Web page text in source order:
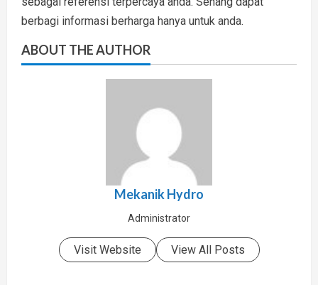
berbagi informasi berharga hanya untuk anda.
ABOUT THE AUTHOR
Mekanik Hydro
Administrator
Visit Website View All Posts